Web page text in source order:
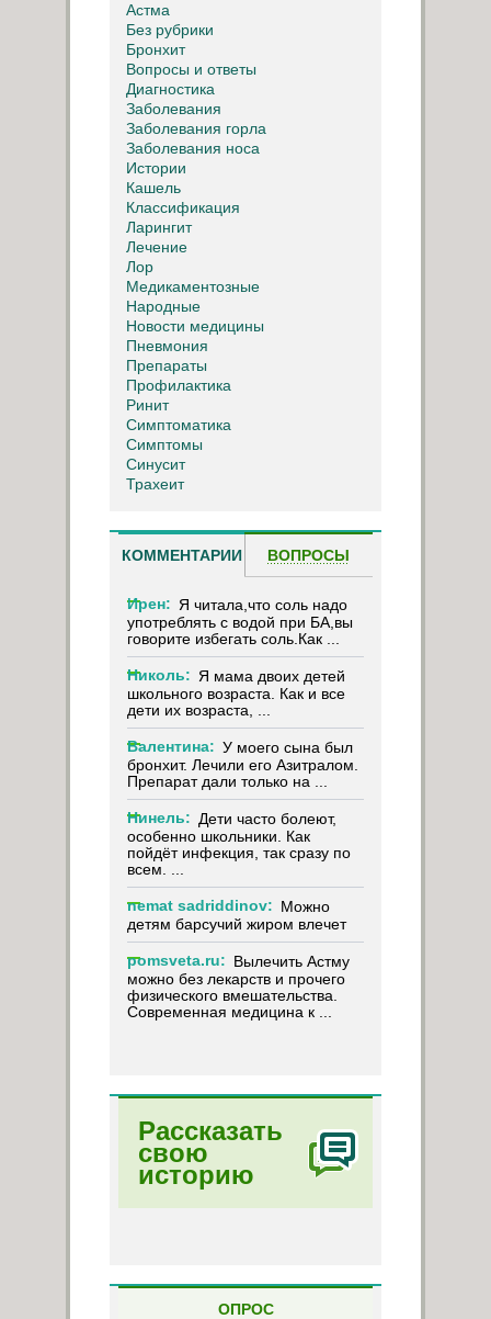
Астма
Без рубрики
Бронхит
Вопросы и ответы
Диагностика
Заболевания
Заболевания горла
Заболевания носа
Истории
Кашель
Классификация
Ларингит
Лечение
Лор
Медикаментозные
Народные
Новости медицины
Пневмония
Препараты
Профилактика
Ринит
Симптоматика
Симптомы
Синусит
Трахеит
КОММЕНТАРИИ ВОПРОСЫ
Ирен: Я читала,что соль надо
употреблять с водой при БА,вы
говорите избегать соль.Как ...
Николь: Я мама двоих детей
школьного возраста. Как и все
дети их возраста, ...
Валентина: У моего сына был
бронхит. Лечили его Азитралом.
Препарат дали только на ...
Нинель: Дети часто болеют,
особенно школьники. Как
пойдёт инфекция, так сразу по
всем. ...
nemat sadriddinov: Можно
детям барсучий жиром влечет
pomsveta.ru: Вылечить Астму
можно без лекарств и прочего
физического вмешательства.
Современная медицина к ...
Рассказать
свою
историю
ОПРОС